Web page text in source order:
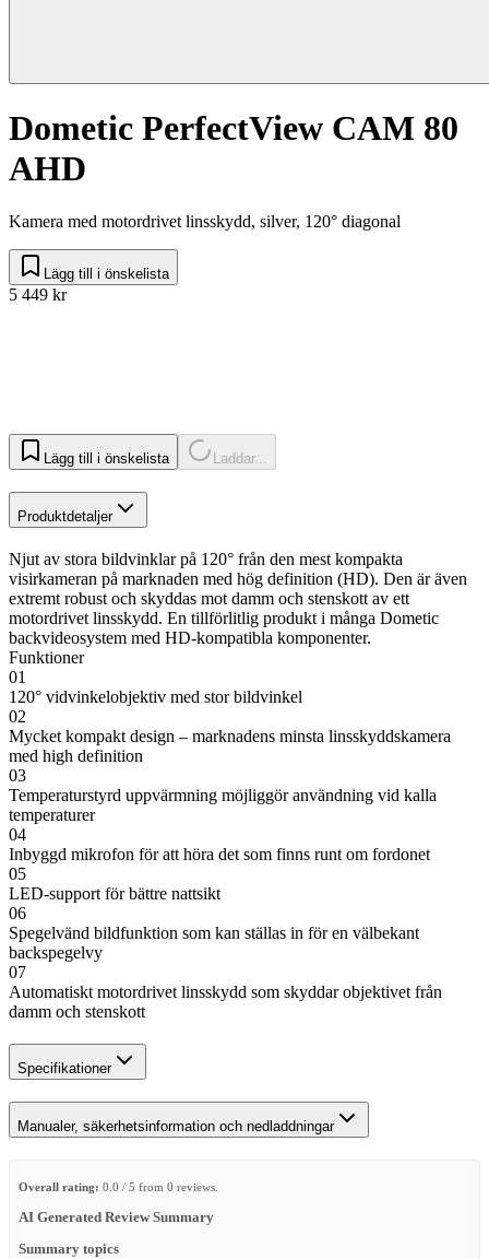
Dometic PerfectView CAM 80
AHD
Kamera med motordrivet linsskydd, silver, 120° diagonal
Lägg till i önskelista
5 449 kr
Lägg till i önskelista Laddar...
Produktdetaljer
Njut av stora bildvinklar på 120° från den mest kompakta
visirkameran på marknaden med hög definition (HD). Den är även
extremt robust och skyddas mot damm och stenskott av ett
motordrivet linsskydd. En tillförlitlig produkt i många Dometic
backvideosystem med HD-kompatibla komponenter.
Funktioner
01
120° vidvinkelobjektiv med stor bildvinkel
02
Mycket kompakt design – marknadens minsta linsskyddskamera
med high definition
03
Temperaturstyrd uppvärmning möjliggör användning vid kalla
temperaturer
04
Inbyggd mikrofon för att höra det som finns runt om fordonet
05
LED-support för bättre nattsikt
06
Spegelvänd bildfunktion som kan ställas in för en välbekant
backspegelvy
07
Automatiskt motordrivet linsskydd som skyddar objektivet från
damm och stenskott
Specifikationer
Manualer, säkerhetsinformation och nedladdningar
Overall rating: 0.0 / 5 from 0 reviews.
AI Generated Review Summary
Summary topics